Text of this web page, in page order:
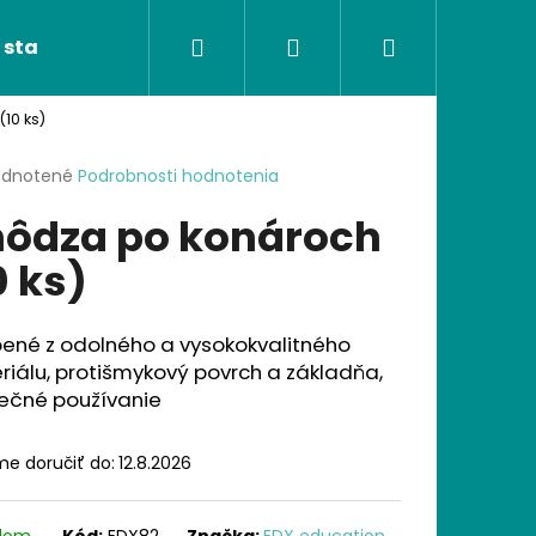
Ortopedické podložky
Hľadať PrihlásenieNákupný
ks)
Podrobnosti hodnotenia
po konároch
ks)
z odolného a vysokokvalitného
protišmykový povrch a základňa,
používanie
doručiť do: 12.8.2026